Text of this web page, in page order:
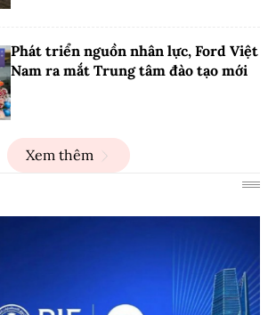
Phát triển nguồn nhân lực, Ford Việt
Nam ra mắt Trung tâm đào tạo mới
Xem thêm